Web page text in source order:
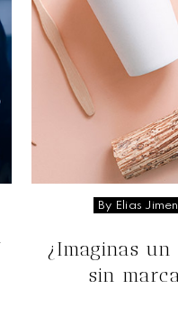
By Elias
¿Imaginas
sin